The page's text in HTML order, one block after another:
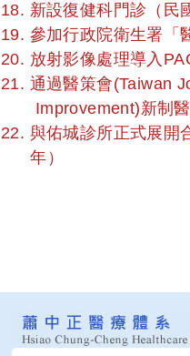
18. 新設復健科門診（民
19. 參加行政院衛生署「
20. 放射影像處理導入
21. 通過醫策會(Taiwan
Improvement)新制醫
22. 與佑城診所正式展開
年）